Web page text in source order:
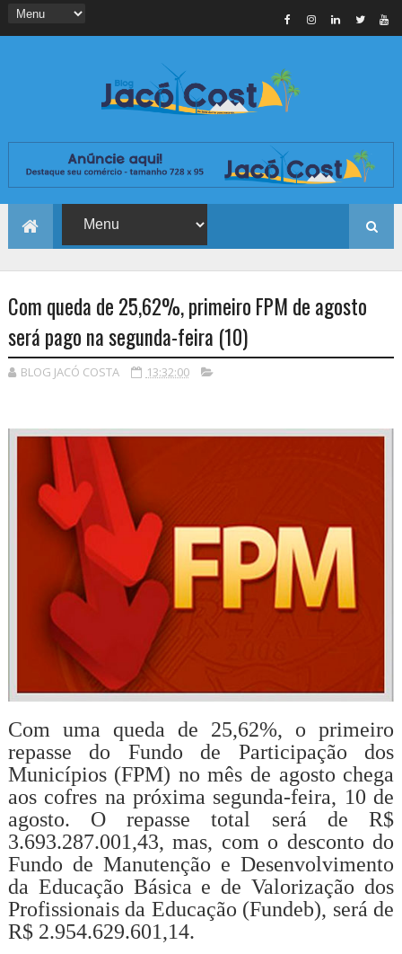
Com queda de 25,62%, primeiro FPM de agosto
será pago na segunda-feira (10)
BLOG JACÓ COSTA 13:32:00
Com uma queda de 25,62%, o primeiro
repasse do Fundo de Participação dos
Municípios (FPM) no mês de agosto chega
aos cofres na próxima segunda-feira, 10 de
agosto. O repasse total será de R$
3.693.287.001,43, mas, com o desconto do
Fundo de Manutenção e Desenvolvimento
da Educação Básica e de Valorização dos
Profissionais da Educação (Fundeb), será de
R$ 2.954.629.601,14.